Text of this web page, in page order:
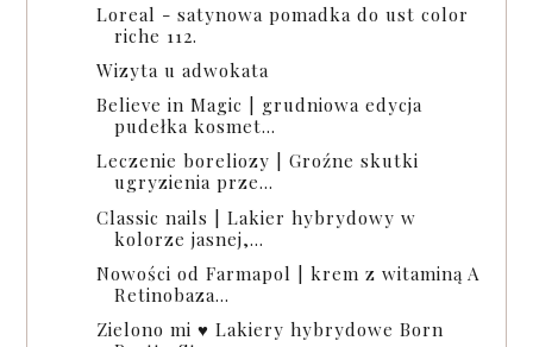
Loreal - satynowa pomadka do ust color
riche 112.
Wizyta u adwokata
Believe in Magic | grudniowa edycja
pudełka kosmet...
Leczenie boreliozy | Groźne skutki
ugryzienia prze...
Classic nails | Lakier hybrydowy w
kolorze jasnej,...
Nowości od Farmapol | krem z witaminą A
Retinobaza...
Zielono mi ♥ Lakiery hybrydowe Born